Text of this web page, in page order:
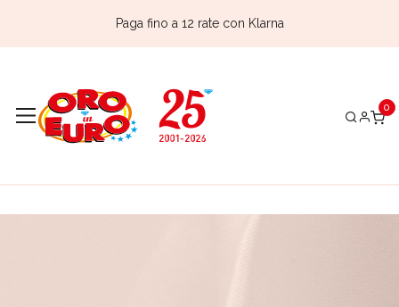
Paga fino a 12 rate con Klarna